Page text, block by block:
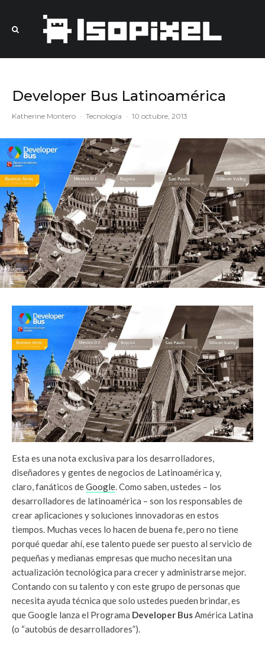
Developer Bus Latinoamérica
Katherine Montero · Tecnología · 10 octubre, 2013
Esta es una nota exclusiva para los desarrolladores,
diseñadores y gentes de negocios de Latinoamérica y,
claro, fanáticos deGoogle. Como saben, ustedes – los
desarrolladores de latinoamérica – son los responsables de
crear aplicaciones y soluciones innovadoras en estos
tiempos. Muchas veces lo hacen de buena fe, pero no tiene
porqué quedar ahí, ese talento puede ser puesto al servicio de
pequeñas y medianas empresas que mucho necesitan una
actualización tecnológica para crecer y administrarse mejor.
Contando con su talento y con este grupo de personas que
necesita ayuda técnica que solo ustedes pueden brindar, es
que Google lanza el Programa Developer BusAmérica Latina
(o “autobús de desarrolladores”).